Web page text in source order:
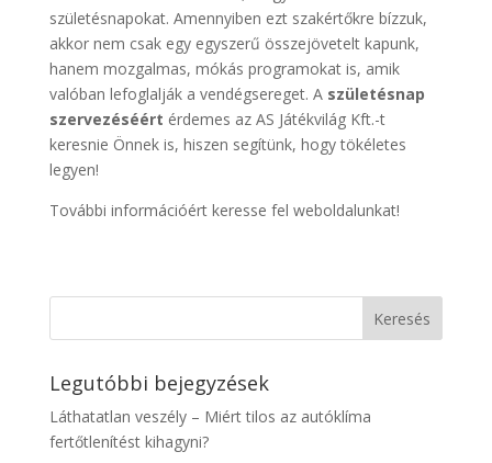
születésnapokat. Amennyiben ezt szakértőkre bízzuk,
akkor nem csak egy egyszerű összejövetelt kapunk,
hanem mozgalmas, mókás programokat is, amik
valóban lefoglalják a vendégsereget. A születésnap
szervezéséért érdemes az AS Játékvilág Kft.-t
keresnie Önnek is, hiszen segítünk, hogy tökéletes
legyen!
További információért keresse fel weboldalunkat!
Legutóbbi bejegyzések
Láthatatlan veszély – Miért tilos az autóklíma
fertőtlenítést kihagyni?